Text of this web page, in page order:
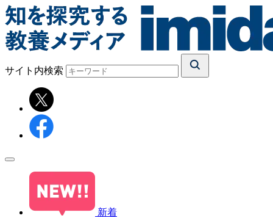
サイト内検索
新着